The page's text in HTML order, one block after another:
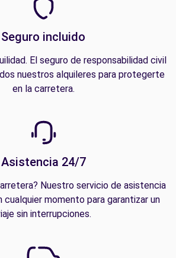
Seguro incluido
El seguro de responsabilidad civil
nuestros alquileres para protegerte
en la carretera.
Asistencia 24/7
Nuestro servicio de asistencia
cualquier momento para garantizar un
sin interrupciones.